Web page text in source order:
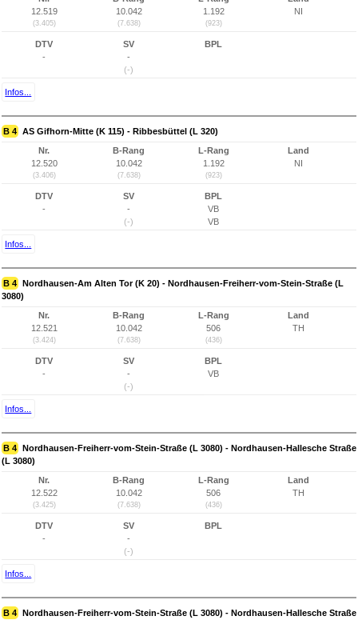
12.519
(3.405)
10.042
(7.638)
1.192
(923)
NI
DTV
-
SV
-
(-)
BPL
Infos...
B 4 AS Gifhorn-Mitte (K 115) - Ribbesbüttel (L 320)
Nr.
12.520
(3.406)
B-Rang
10.042
(7.638)
L-Rang
1.192
(923)
Land
NI
DTV
-
SV
-
(-)
BPL
VB
VB
Infos...
B 4 Nordhausen-Am Alten Tor (K 20) - Nordhausen-Freiherr-vom-Stein-Straße (L
3080)
Nr.
12.521
(3.424)
B-Rang
10.042
(7.638)
L-Rang
506
(436)
Land
TH
DTV
-
SV
-
(-)
BPL
VB
Infos...
B 4 Nordhausen-Freiherr-vom-Stein-Straße (L 3080) - Nordhausen-Hallesche Straße
(L 3080)
Nr.
12.522
(3.425)
B-Rang
10.042
(7.638)
L-Rang
506
(436)
Land
TH
DTV
-
SV
-
(-)
BPL
Infos...
B 4 Nordhausen-Freiherr-vom-Stein-Straße (L 3080) - Nordhausen-Hallesche Straße